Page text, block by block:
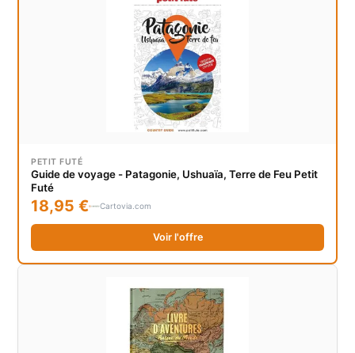
PETIT FUTÉ
Guide de voyage - Patagonie, Ushuaïa, Terre de Feu Petit
Futé
18,95 € Cartovia.com
Voir l'offre